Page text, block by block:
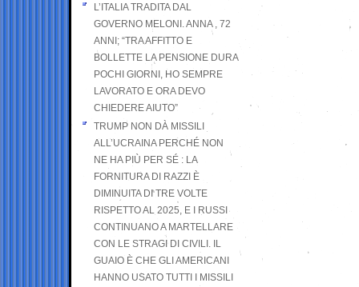
L’ITALIA TRADITA DAL
GOVERNO MELONI. ANNA , 72
ANNI; “TRA AFFITTO E
BOLLETTE LA PENSIONE DURA
POCHI GIORNI, HO SEMPRE
LAVORATO E ORA DEVO
CHIEDERE AIUTO”
TRUMP NON DÀ MISSILI
ALL’UCRAINA PERCHÉ NON
NE HA PIÙ PER SÉ : LA
FORNITURA DI RAZZI È
DIMINUITA DI TRE VOLTE
RISPETTO AL 2025, E I RUSSI
CONTINUANO A MARTELLARE
CON LE STRAGI DI CIVILI. IL
GUAIO È CHE GLI AMERICANI
HANNO USATO TUTTI I MISSILI